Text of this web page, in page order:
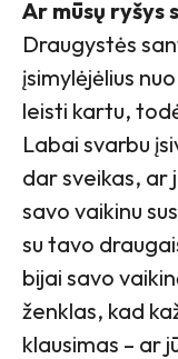
Ar mūsų ryšys
Draugystės
įsimylėjėlius
leisti kartu,
Labai svarbu
dar sveikas, ar
savo vaikinu
su tavo
bijai savo
ženklas, kad
klausimas – ar